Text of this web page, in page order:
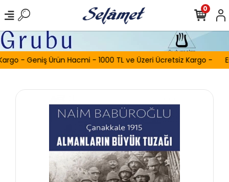
- Geniş Ürün Hacmi - 1000 TL ve Üzeri Ücretsiz Kargo -
0